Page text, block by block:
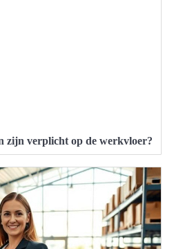
zijn verplicht op de werkvloer?